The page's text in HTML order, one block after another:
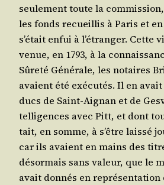
seule­ment toute la
les fonds recueillis à Paris et
s’é­tait enfui à l’é­tran­ger. Cette
venue, en 1793, à la
Sûre­té Géné­rale, les notaires
avaient été exé­cu­tés. Il en
ducs de Saint-Aignan et de
tel­li­gences avec Pitt, et dont
tait, en somme, à s’être lais­sé
car ils avaient en mains des
désor­mais sans valeur, que le
avait don­nés en repré­sen­ta­tion